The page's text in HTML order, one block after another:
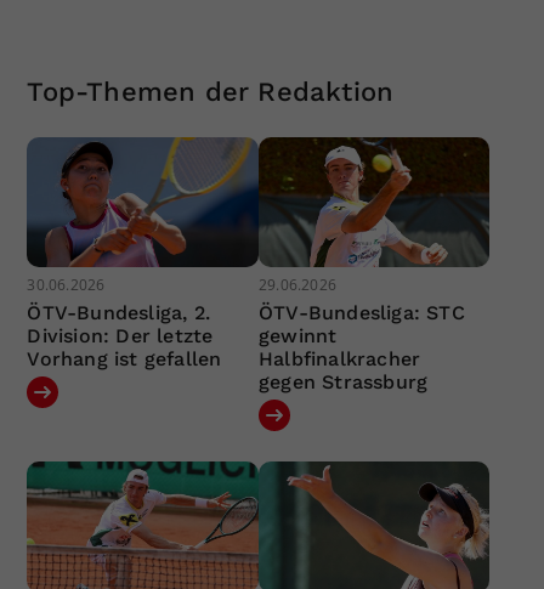
Top-Themen der Redaktion
30.06.2026
ÖTV-Bundesliga, 2.
Division: Der letzte
Vorhang ist gefallen
29.06.2026
ÖTV-Bundesliga: STC
gewinnt
Halbfinalkracher
gegen Strassburg